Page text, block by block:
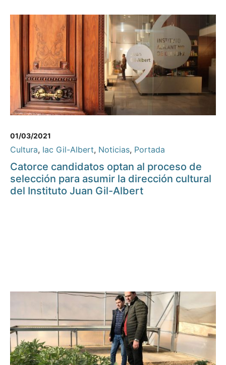
01/03/2021
Cultura, Iac Gil-Albert, Noticias, Portada
Catorce candidatos optan al proceso de
selección para asumir la dirección cultural
del Instituto Juan Gil-Albert